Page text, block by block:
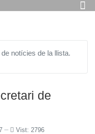
notícies de la llista.
de
Vist: 2796